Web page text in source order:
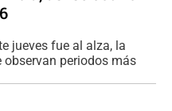
jueves fue al alza, la
periodos más